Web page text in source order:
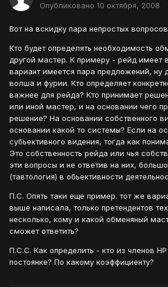
Опубликовано 10 октября, 2008
Вот на вскидку пара непростых
Кто будет определять необходимость
другой мастер. К примеру - рейд имеет
вариант имеется пара предложений, ну
волша и фурии. Кто определяет
важнее для рейда? Кто принимает
или иной мастер, и на основании чего
решение? На основании собственного
основании какой то системы? Если на
субьективного видения, тогда как
Это собственность рейда или чья
эти вопросы и не ответив на них,
(тавтология) в обьективности
П.С. Опять таки еще пример. тот же
выше написала, только претендентов
несколько, кому и какой обменяный
сможет ответить?
П.С.С. Как определить - кто из членов НР
постоянке? По какому коэффициенту?